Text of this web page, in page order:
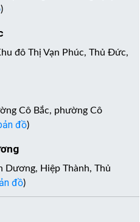
)
đô Thị Vạn Phúc, Thủ Đức,
Cô Bắc, phường Cô
đồ)
Dương, Hiệp Thành, Thủ
đồ)